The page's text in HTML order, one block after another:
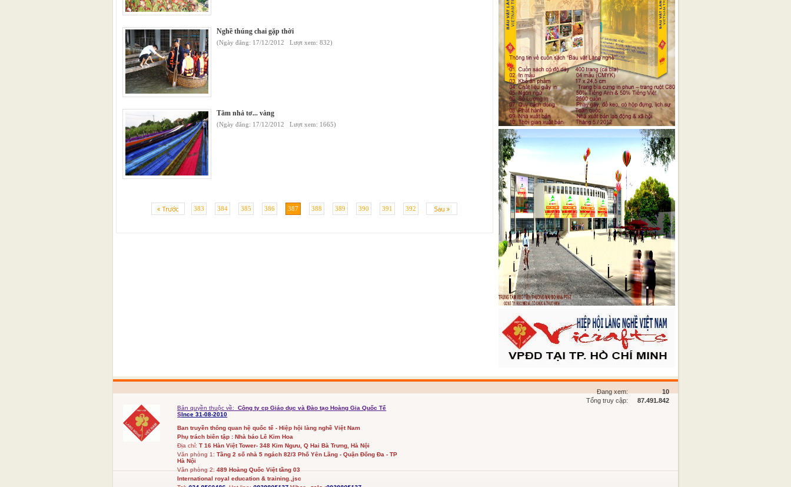
Nghề thúng chai gặp thời
(Ngày đăng: 17/12/2012 Lượt xem: 832)
Tằm nhả tơ... vàng
(Ngày đăng: 17/12/2012 Lượt xem: 1665)
383 384 385 386 387 388 389 390 391 392
Bản quyền thuộc về:
Công ty cp Giáo dục và Đào tạo Hoàng Gia Quốc Tế
SInce 31-08-2010
Ban truyền thông quan hệ quốc tế - Hiệp hội làng nghề Việt Nam
Phụ trách biên tập : Nhà báo Lê Kim Hoa
Địa chỉ: T 16 Hàn Việt Tower- 348 Kim Ngưu, Q Hai Bà Trưng, Hà Nội
Văn phòng 1:Tầng 2 số nhà 5 ngách 82/3 Phố Yên Lãng - Quận Đống Đa - TP
Hà Nội
Văn phòng 2:489 Hoàng Quốc Việt tầng 03
International royal education & training.,jsc
10
Đang xem:
87.491.842
Tổng truy cập: